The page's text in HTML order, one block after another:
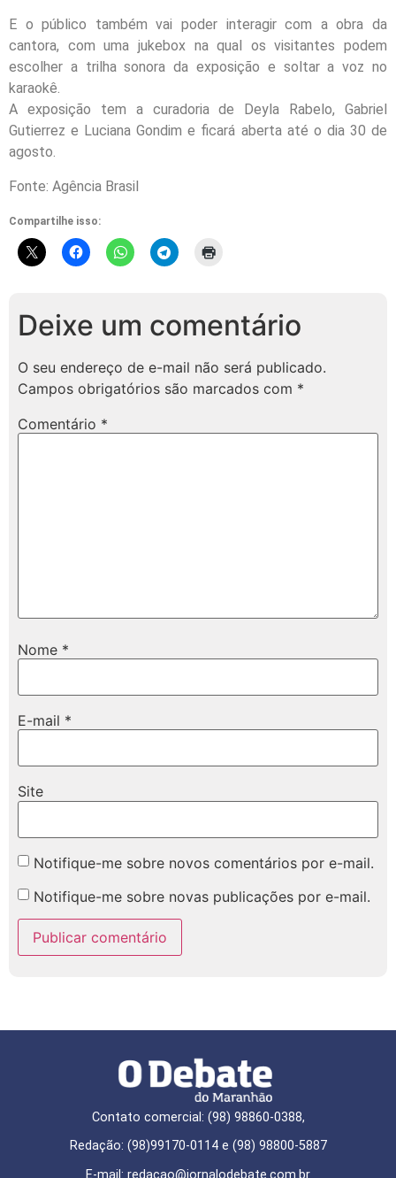
E o público também vai poder interagir com a obra da
cantora, com uma jukebox na qual os visitantes podem
escolher a trilha sonora da exposição e soltar a voz no
karaokê.
A exposição tem a curadoria de Deyla Rabelo, Gabriel
Gutierrez e Luciana Gondim e ficará aberta até o dia 30 de
agosto.
Fonte: Agência Brasil
Compartilhe isso:
Deixe um comentário
O seu endereço de e-mail não será publicado.
Campos obrigatórios são marcados com *
Comentário *
Nome *
E-mail *
Site
Notifique-me sobre novos comentários por e-mail.
Notifique-me sobre novas publicações por e-mail.
Contato comercial: (98) 98860-0388,
Redação: (98)99170-0114 e (98) 98800-5887
E-mail: redaçao@jornalodebate.com.br